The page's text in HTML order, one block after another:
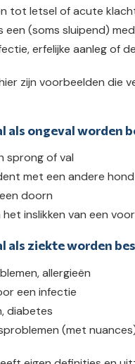
tot letsel of acute
een (soms sluipend)
erfelijke aanleg of
zijn voorbeelden die
als ongeval worden
sprong of val
met een andere hond
doorn
inslikken van een
als ziekte worden
allergieën
een infectie
diabetes
(met